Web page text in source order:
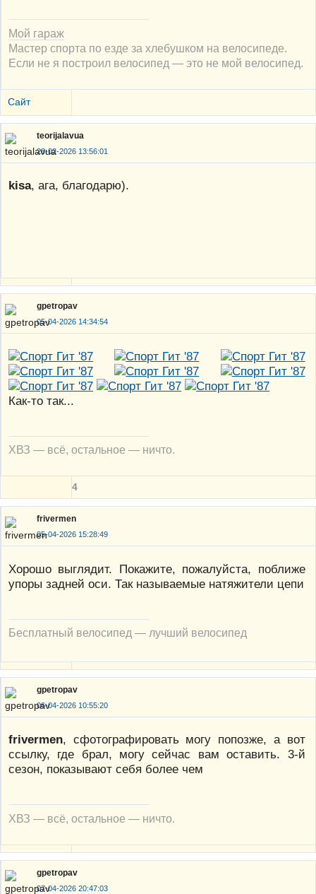
Мой гараж
Мастер спорта по езде за хлебушком на велосипеде.
Если не я построил велосипед — это не мой велосипед.
Сайт
teorijalavua
28-02-2026 13:56:01
kisa, ага, благодарю).
gpetropav
05-04-2026 14:34:54
Как-то так...
ХВЗ — всё, остальное — ничто.
4
frivermen
05-04-2026 15:28:49
Хорошо выглядит. Покажите, пожалуйста, поближе
упоры задней оси. Так называемые натяжители цепи
Бесплатный велосипед — лучший велосипед
gpetropav
06-04-2026 10:55:20
frivermen, сфотографировать могу попозже, а вот
ссылку, где брал, могу сейчас вам оставить. 3-й
сезон, показывают себя более чем
ХВЗ — всё, остальное — ничто.
gpetropav
07-04-2026 20:47:03